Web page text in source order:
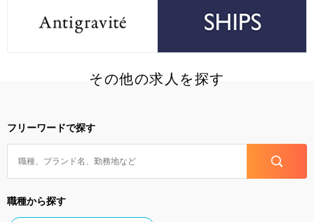
その他の求人を探す
フリーワードで探す
職種から探す